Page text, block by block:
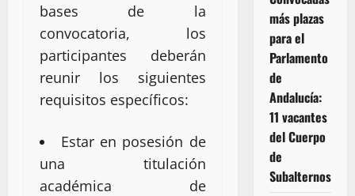
bases de la
convocatoria, los
participantes deberán
reunir los siguientes
requisitos específicos:
Estar en posesión de
una titulación
académica de
más plazas
para el
Parlamento
de
Andalucía:
11 vacantes
del Cuerpo
de
Subalternos